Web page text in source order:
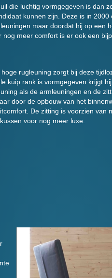
die luchtig vormgegeven is dan
kunnen zijn. Deze is in
maar doordat hij op een
meer comfort is er ook een
rugleuning zorgt bij deze
kuip rank is vormgegeven krijgt
als de armleuningen en de
door de opbouw van het
De zitting is voorzien van
voor nog meer luxe.